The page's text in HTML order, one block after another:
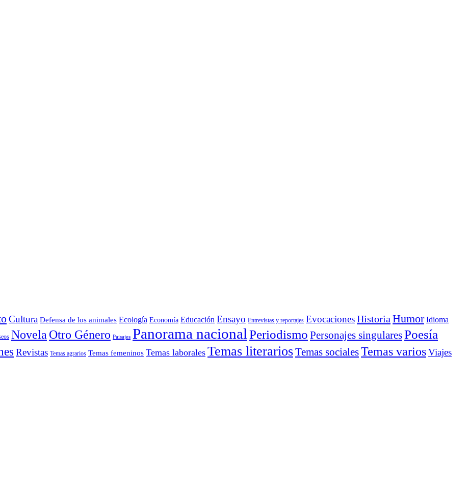
Cultura Defensa de los animales Ecología Economía Educación Ensayo Entrevistas y reportajes EvocacionesHistoria Humor Idioma
Novela Otro Género Paisajes Panorama nacional Periodismo Personajes singularesPoesía
Revistas Temas agrarios Temas femeninos Temas laborales Temas literariosTemas socialesTemas variosViajes